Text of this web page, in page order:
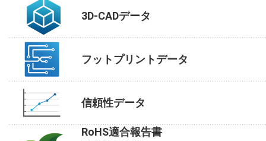
3D-CADデータ
フットプリントデータ
信頼性データ
RoHS適合報告書